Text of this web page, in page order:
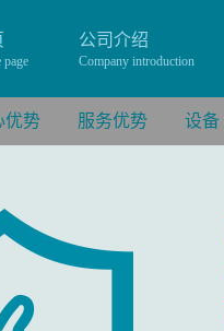
page
公司介绍
Company introduction
优势 服务优势 设备